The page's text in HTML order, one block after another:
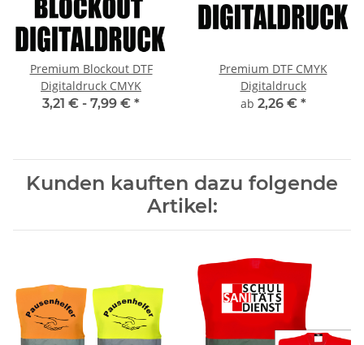
Premium Blockout DTF
Digitaldruck CMYK
3,21 € - 7,99 € *
Premium DTF CMYK
Digitaldruck
ab 2,26 € *
Kunden kauften dazu folgende
Artikel: